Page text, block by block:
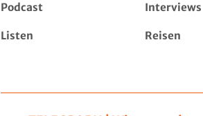
Podcast Interviews
Listen Reisen